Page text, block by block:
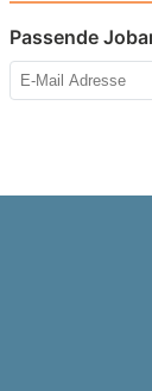
Passende